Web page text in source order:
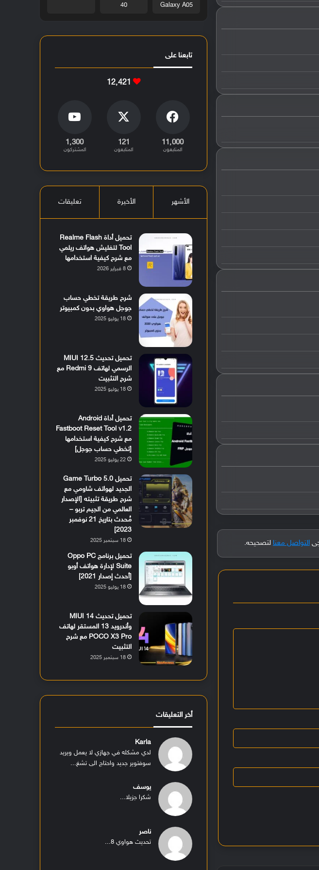
التواصل معنا لتصحيحه.
Galaxy A05
40
تابعنا على
12٬421
11٬000
المتابعون
121
المتابعون
1٬300
المشتركون
الأشهر الأخيرة تعليقات
تحميل أداة Realme Flash
Tool لتفليش هواتف ريلمي
مع شرح كيفية استخدامها
8 فبراير 2026
شرح طريقة تخطي حساب
جوجل هواوي بدون كمبيوتر
18 يوليو 2025
تحميل تحديث MIUI 12.5
الرسمي لهاتف Redmi 9 مع
شرح التثبيت
18 يوليو 2025
تحميل أداة Android
Fastboot Reset Tool v1.2
مع شرح كيفية استخدامها
[تخطي حساب جوجل]
22 يوليو 2025
تحميل Game Turbo 5.0
الجديد لهواتف شاومي مع
شرح طريقة تثبيته [الإصدار
العالمي من الجيم تربو –
مُحدث بتاريخ 21 نوفمبر
2023]
18 سبتمبر 2025
تحميل برنامج Oppo PC
Suite لإدارة هواتف أوبو
[أحدث إصدار 2021]
18 يوليو 2025
تحميل تحديث MIUI 14
وأندرويد 13 المستقر لهاتف
POCO X3 Pro مع شرح
التثبيت
18 سبتمبر 2025
أخر التعليقات
Karla
لدي مشكله في جهازي لا يعمل ويريد
سوفتوير جديد واحتاج الى تشغ...
يوسف
شكرا جزيلا...
ناصر
تحديث هواوي 8...